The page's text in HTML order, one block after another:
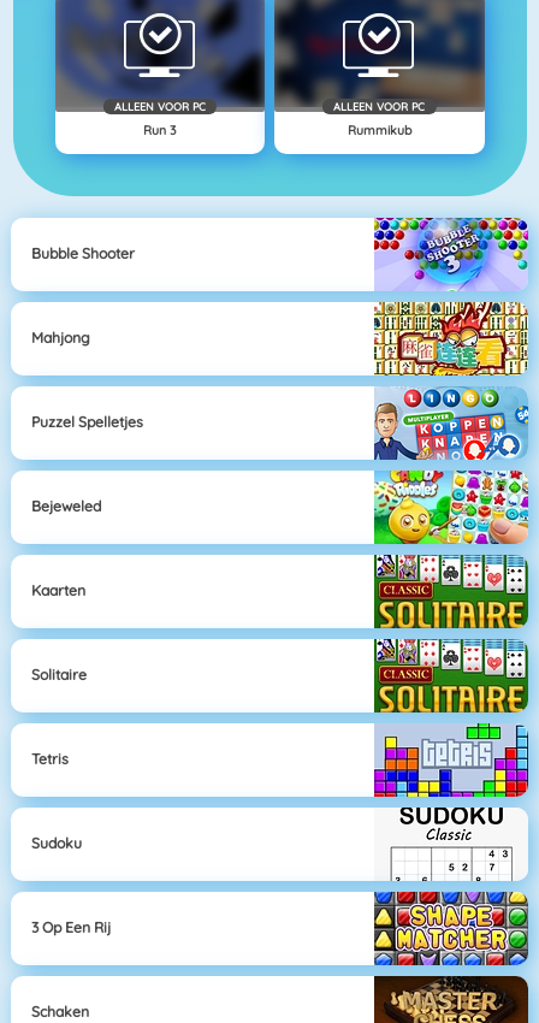
ALLEEN VOOR PC
Run 3
ALLEEN VOOR PC
Rummikub
Bubble Shooter
Mahjong
Puzzel Spelletjes
Bejeweled
Kaarten
Solitaire
Tetris
Sudoku
3 Op Een Rij
Schaken